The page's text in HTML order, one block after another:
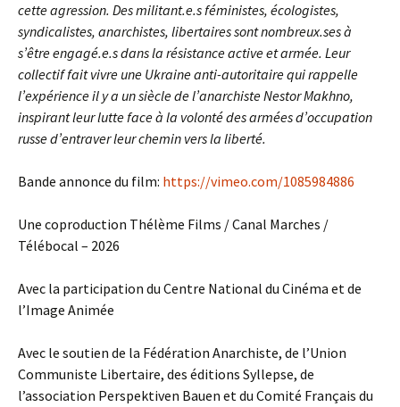
cette agression. Des militant.e.s féministes, écologistes,
syndicalistes, anarchistes, libertaires sont nombreux.ses à
s’être engagé.e.s dans la résistance active et armée. Leur
collectif fait vivre une Ukraine anti-autoritaire qui rappelle
l’expérience il y a un siècle de l’anarchiste Nestor Makhno,
inspirant leur lutte face à la volonté des armées d’occupation
russe d’entraver leur chemin vers la liberté.
Bande annonce du film: https://vimeo.com/1085984886
Une coproduction Thélème Films / Canal Marches /
Télébocal – 2026
Avec la participation du Centre National du Cinéma et de
l’Image Animée
Avec le soutien de la Fédération Anarchiste, de l’Union
Communiste Libertaire, des éditions Syllepse, de
l’association Perspektiven Bauen et du Comité Français du